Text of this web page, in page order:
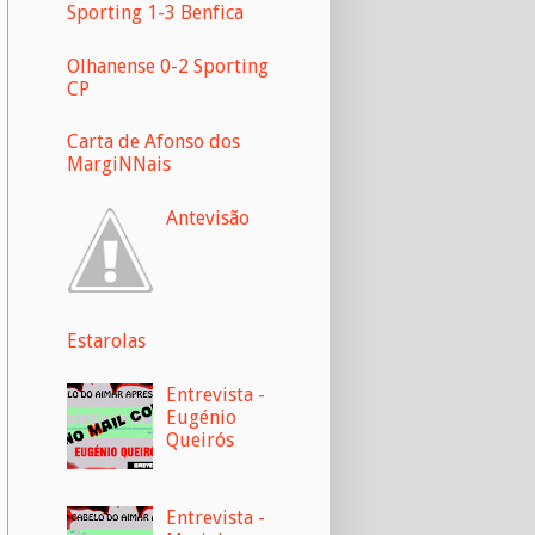
Sporting 1-3 Benfica
Olhanense 0-2 Sporting
CP
Carta de Afonso dos
MargiNNais
Antevisão
Estarolas
Entrevista -
Eugénio
Queirós
Entrevista -